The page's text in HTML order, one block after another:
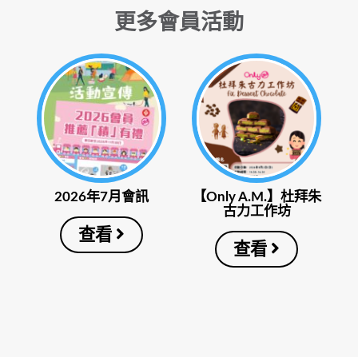
更多會員活動
2026年7月會訊
查看
【Only A.M.】杜拜朱
古力工作坊
查看